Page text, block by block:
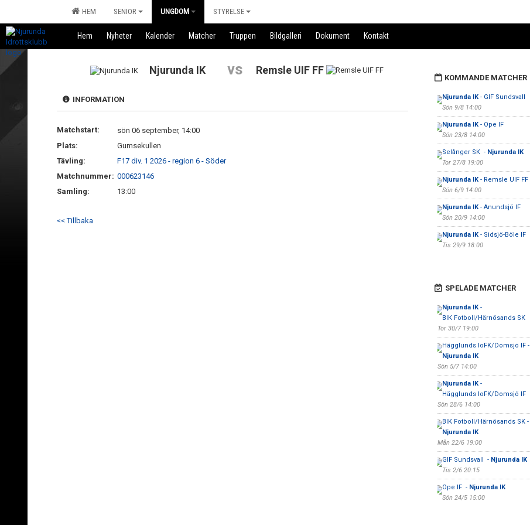
HEM SENIOR UNGDOM STYRELSE
Hem Nyheter Kalender Matcher Truppen Bildgalleri Dokument Kontakt
Njurunda IK vs Remsle UIF FF
INFORMATION
Matchstart:
sön 06 september, 14:00
Plats:
Gumsekullen
Tävling:
F17 div. 1 2026 - region 6 - Söder
Matchnummer: 000623146
Samling:
13:00
<< Tillbaka
KOMMANDE MATCHER
Njurunda IK- GIF Sundsvall
Sön 9/8 14:00
Njurunda IK- Ope IF
Sön 23/8 14:00
Selånger SK - Njurunda IK
Tor 27/8 19:00
Njurunda IK- Remsle UIF FF
Sön 6/9 14:00
Njurunda IK- Anundsjö IF
Sön 20/9 14:00
Njurunda IK- Sidsjö-Böle IF
Tis 29/9 18:00
SPELADE MATCHER
Njurunda IK-
BIK Fotboll/Härnösands SK
Tor 30/7 19:00
Hägglunds IoFK/Domsjö IF -
Njurunda IK
Sön 5/7 14:00
Njurunda IK-
Hägglunds IoFK/Domsjö IF
Sön 28/6 14:00
BIK Fotboll/Härnösands SK -
Njurunda IK
Mån 22/6 19:00
GIF Sundsvall - Njurunda IK
Tis 2/6 20:15
Ope IF - Njurunda IK
Sön 24/5 15:00